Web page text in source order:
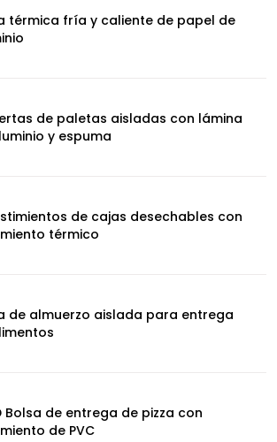
térmica fría y caliente de papel de
de paletas aisladas con lámina
y espuma
de cajas desechables con
térmico
de almuerzo aislada para entrega
Bolsa de entrega de pizza con
de PVC